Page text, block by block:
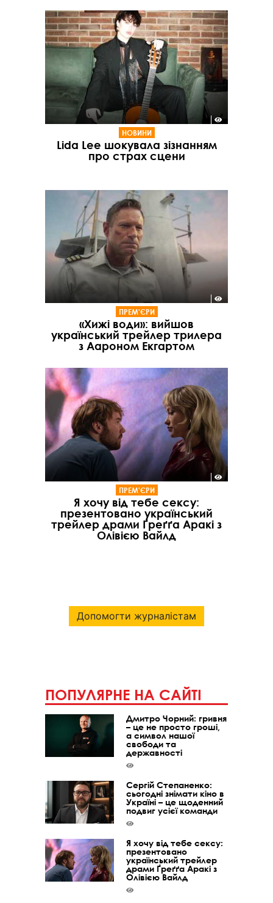
НОВИНИ
Lida Lee шокувала зізнанням
про страх сцени
ПРЕМ'ЄРИ
«Хижі води»: вийшов
український трейлер трилера
з Аароном Екгартом
ПРЕМ'ЄРИ
Я хочу від тебе сексу:
презентовано український
трейлер драми Ґреґґа Аракі з
Олівією Вайлд
Допомогти журналістам
ПОПУЛЯРНЕ НА САЙТІ
Дмитро Чорний: гривня
– це не просто гроші,
а символ нашої
свободи та
державності
Сергій Степаненко:
сьогодні знімати кіно в
Україні – це щоденний
подвиг усієї команди
Я хочу від тебе сексу:
презентовано
український трейлер
драми Ґреґґа Аракі з
Олівією Вайлд